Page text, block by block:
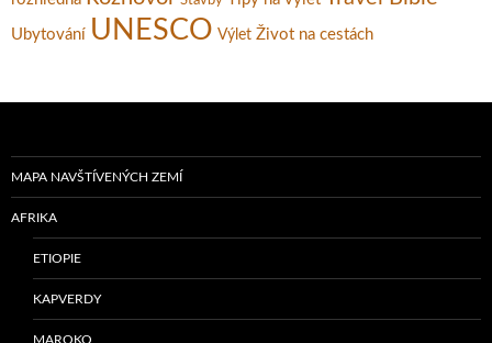
Ubytování UNESCO Výlet Život na cestách
MAPA NAVŠTÍVENÝCH ZEMÍ
AFRIKA
ETIOPIE
KAPVERDY
MAROKO